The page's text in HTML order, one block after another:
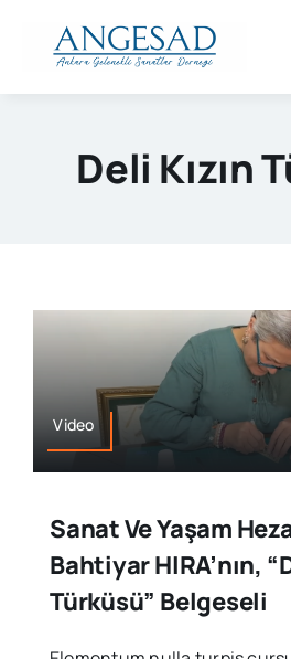
Deli Kızın
Video
Sanat Ve Yaşam
Bahtiyar HIRA’nın,
Türküsü” Belgeseli